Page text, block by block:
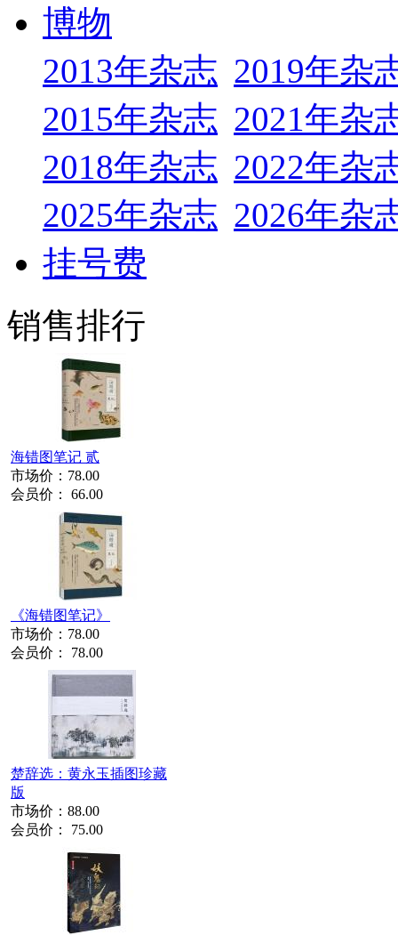
博物
2013年杂志 2019年杂
2015年杂志 2021年杂
2018年杂志 2022年杂
2025年杂志 2026年杂
挂号费
销售排行
海错图笔记 贰
市场价： 78.00
会员价： 66.00
《海错图笔记》
市场价： 78.00
会员价： 78.00
楚辞选：黄永玉插图珍藏
版
市场价： 88.00
会员价： 75.00